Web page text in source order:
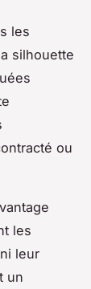
les
silhouette
ou
les
leur
un